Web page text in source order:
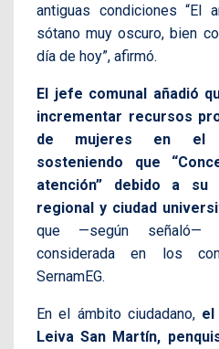
antiguas condiciones “El
sótano muy oscuro, bien
día de hoy”, afirmó.
El jefe comunal añadió
incrementar recursos
de mujeres en el
sosteniendo que
atención” debido a su
regional y ciudad
que —según señaló—
considerada en los
SernamEG.
En el ámbito ciudadano, el
Leiva San Martín,